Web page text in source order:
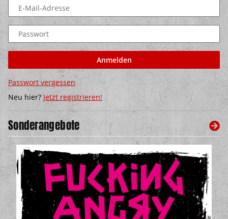
E-Mail-Adresse
Passwort
Anmelden
Passwort vergessen
Neu hier?Jetzt registrieren!
Sonderangebote